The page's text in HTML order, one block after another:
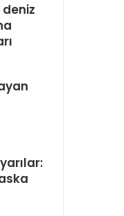
deniz